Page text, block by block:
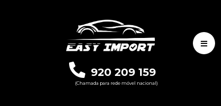
920 209 159
(Chamada para rede móvel nacional)